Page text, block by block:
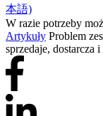
本語)
W razie potrzeby
Artykuły Problem
sprzedaje, dostarcza